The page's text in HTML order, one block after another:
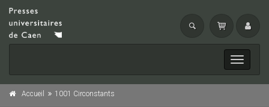
Toggle
Accueil 1001 Circonstants